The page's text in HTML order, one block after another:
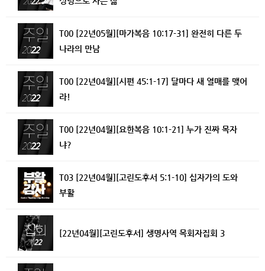
T00 [22년05월][마가복음 10:17-31] 완전히 다른 두
나라의 만남
T00 [22년04월][시편 45:1-17] 달마다 새 열매를 맺어
라!
T00 [22년04월][요한복음 10:1-21] 누가 진짜 목자
냐?
T03 [22년04월][고린도후서 5:1-10] 십자가의 도와
부활
[22년04월][고린도후서] 생명사역 목회자집회 3